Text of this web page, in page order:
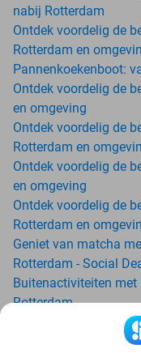
nabij Rotterdam
Ontdek voordelig de
Rotterdam en
Pannenkoekenboot:
Ontdek voordelig de
en omgeving
Ontdek voordelig de
Rotterdam en
Ontdek voordelig de
en omgeving
Ontdek voordelig de
Rotterdam en
Geniet van matcha
Rotterdam - Social
Buitenactiviteiten met
Rotterdam
Ga voordelig de